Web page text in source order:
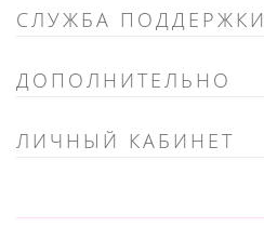
СЛУЖБА ПОДДЕРЖКИ
ДОПОЛНИТЕЛЬНО
ЛИЧНЫЙ КАБИНЕТ